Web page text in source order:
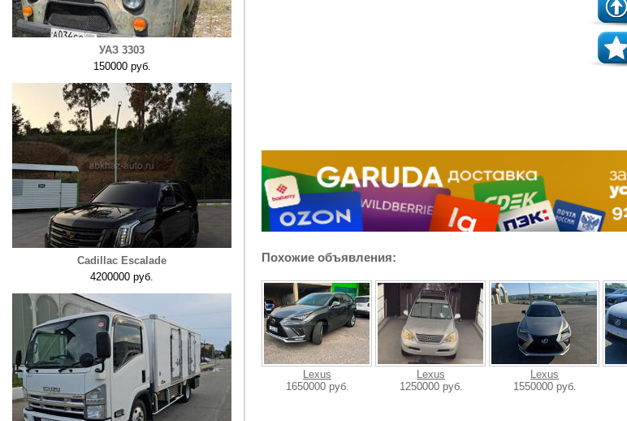
УАЗ 3303
150000 руб.
Cadillac Escalade
4200000 руб.
Похожие объявления:
Lexus
1650000 руб.
Lexus
1250000 руб.
Lexus
1550000 руб.